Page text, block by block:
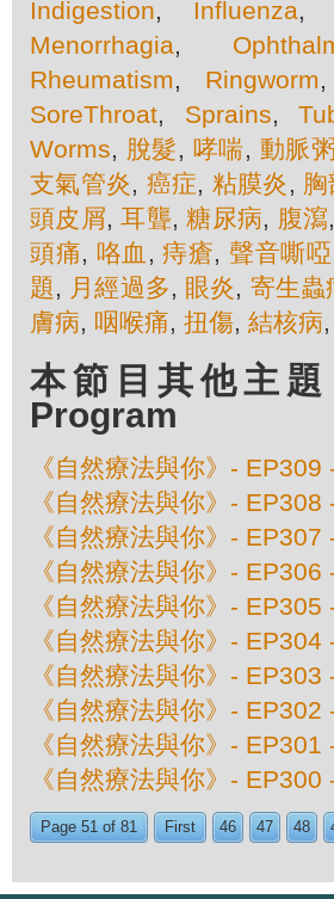
Indigestion, Influenza,
Menorrhagia,
Rheumatism, Ringworm
SoreThroat, Sprains,
Worms, 脫髮, 哮喘, 動脈
支氣管炎, 癌症, 粘膜炎 ,
頭皮屑,耳聾,糖尿病, 腹瀉,
頭痛, 咯血 ,痔瘡,聲音嘶啞
題, 月經過多, 眼炎, 寄生蟲
膚病, 咽喉痛, 扭傷, 結核病,
本節目其他主
Program
《自然療法與你》-
《自然療法與你》-
《自然療法與你》-
《自然療法與你》-
《自然療法與你》-
《自然療法與你》-
《自然療法與你》-
《自然療法與你》-
《自然療法與你》-
《自然療法與你》-
Page 51 of 81 First 46 47 48